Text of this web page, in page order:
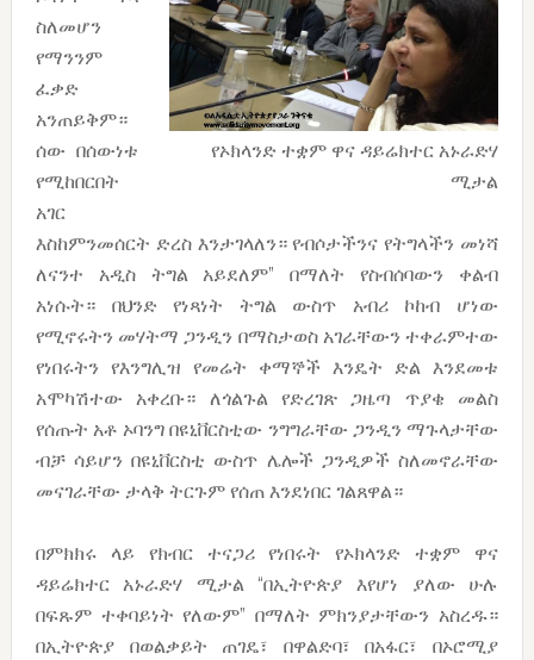
የኦክላንድ ተቋም ዋና ዳይሬክተር አኑራድሃ
ሚታል
ስለመሆን
የማንንም
ፈቃድ
አንጠይቅም።
ሰው በሰውነቱ
የሚከበርበት
አገር
እስከምንመሰርት ድረስ እንታገላለን። የብሶታችንና የትግላችን መነሻ
ለናንተ አዲስ ትግል አይደለም” በማለት የስብሰባውን ቀልብ
አነሱት። በህንድ የነጻነት ትግል ውስጥ አብሪ ኮከብ ሆነው
የሚኖሩትን መሃትማ ጋንዲን በማስታወስ አገራቸውን ተቀራምተው
የነበሩትን የእንግሊዝ የመሬት ቀማኞች እንዴት ድል እንደመቱ
አሞካሽተው አቀረቡ። ለጎልጉል የድረገጽ ጋዜጣ ጥያቄ መልስ
የሰጡት አቶ ኦባንግ በዩኒቨርስቲው ንግግራቸው ጋንዲን ማጉላታቸው
ብቻ ሳይሆን በዩኒቨርስቲ ውስጥ ሌሎች ጋንዲዎች ስለመኖራቸው
መናገራቸው ታላቅ ትርጉም የሰጠ እንደነበር ገልጸዋል።
በምክክሩ ላይ የክብር ተናጋሪ የነበሩት የኦክላንድ ተቋም ዋና
ዳይሬክተር አኑራድሃ ሚታል “በኢትዮጵያ እየሆነ ያለው ሁሉ
በፍጹም ተቀባይነት የለውም” በማለት ምክንያታቸውን አስረዱ።
በኢትዮጵያ በወልቃይት ጠገዴ፣ በዋልድባ፣ በአፋር፣ በኦሮሚያ